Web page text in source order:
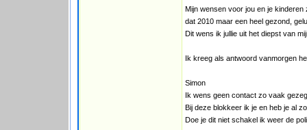
Mijn wensen voor jou en je kinderen
dat 2010 maar een heel gezond,
Dit wens ik jullie uit het diepst van
Ik kreeg als antwoord vanmorgen
Simon
Ik wens geen contact zo vaak
Bij deze blokkeer ik je en heb je al
Doe je dit niet schakel ik weer de